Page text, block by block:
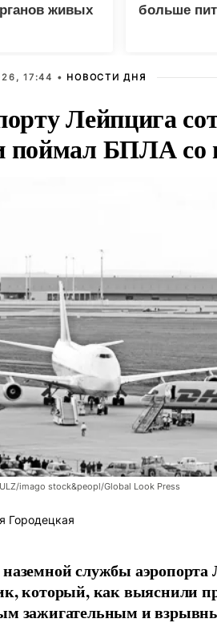
живых
больше
17:44 • НОВОСТИ ДНЯ
Лейпцига
поймал БПЛА со
imago stock&peopl/Global Look Press
Городецкая
службы
который, как выяснили
зажигательным и